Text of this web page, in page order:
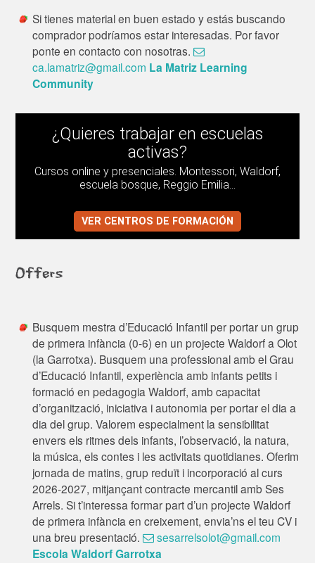
Si tienes material en buen estado y estás buscando
comprador podríamos estar interesadas. Por favor
ponte en contacto con nosotras.
ca.lamatriz@gmail.com La Matriz Learning
Community
¿Quieres trabajar en escuelas
activas?
Cursos online y presenciales. Montessori, Waldorf,
escuela bosque, Reggio Emilia...
VER CENTROS DE FORMACIÓN
Offers
Busquem mestra d’Educació Infantil per portar un grup
de primera infància (0-6) en un projecte Waldorf a Olot
(la Garrotxa). Busquem una professional amb el Grau
d’Educació Infantil, experiència amb infants petits i
formació en pedagogia Waldorf, amb capacitat
d’organització, iniciativa i autonomia per portar el dia a
dia del grup. Valorem especialment la sensibilitat
envers els ritmes dels infants, l’observació, la natura,
la música, els contes i les activitats quotidianes. Oferim
jornada de matins, grup reduït i incorporació al curs
2026-2027, mitjançant contracte mercantil amb Ses
Arrels. Si t’interessa formar part d’un projecte Waldorf
de primera infància en creixement, envia’ns el teu CV i
una breu presentació.
sesarrelsolot@gmail.com
Escola Waldorf Garrotxa